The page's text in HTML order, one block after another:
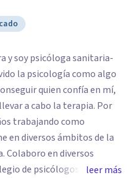
y soy psicóloga sanitaria-
a cabo la terapia. Por
trabajando como
de psicólogos deleer más